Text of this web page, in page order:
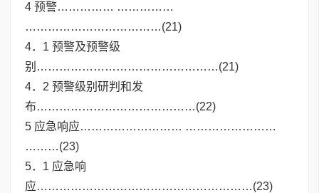
4 预警…………… ……………
………………………………(21)
4．1 预警及预警级
别…………………………………………(21)
4．2 预警级别研判和发
布……………………………………(22)
5 应急响应……………………… ……………………
………(23)
5．1 应急响
应…………………………………………………(23)